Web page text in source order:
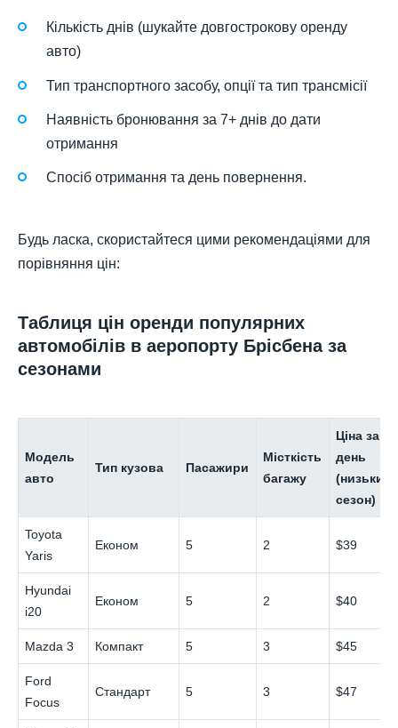
Кількість днів (шукайте довгострокову оренду
авто)
Тип транспортного засобу, опції та тип трансмісії
Наявність бронювання за 7+ днів до дати
отримання
Спосіб отримання та день повернення.
Будь ласка, скористайтеся цими рекомендаціями для
порівняння цін:
Таблиця цін оренди популярних
автомобілів в аеропорту Брісбена за
сезонами
Модель
авто
Тип кузова Пасажири
Місткість
багажу
Ціна за
день
(низький
сезон)
Toyota
Yaris
Економ 5 2 $39
Hyundai
i20
Економ 5 2 $40
Mazda 3 Компакт 5 3 $45
Ford
Focus
Стандарт 5 3 $47